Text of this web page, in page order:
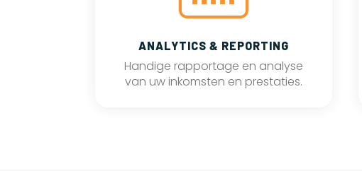
ANALYTICS & REPORTING
Handige rapportage en analyse
van uw inkomsten en prestaties.